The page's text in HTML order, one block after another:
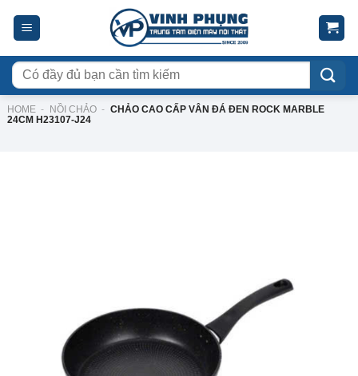
Tìm
kiếm:
HOME - NỒI CHẢO - CHẢO CAO CẤP VÂN ĐÁ ĐEN ROCK MARBLE
24CM H23107-J24